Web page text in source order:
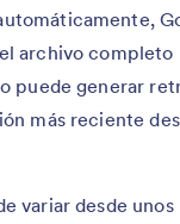
archivo completo
puede generar
más reciente
variar desde